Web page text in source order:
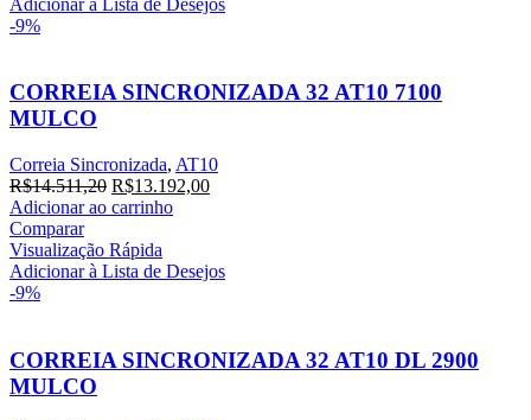
-9%
CORREIA SINCRONIZADA 32 AT10 7100
MULCO
Correia Sincronizada, AT10
R$14.511,20 O
preço
era:
R$14.511,20.
R$13.192,00O
R$13.192,00.
Adicionar ao carrinho
Comparar
Visualização Rápida
Adicionar à Lista de Desejos
-9%
CORREIA SINCRONIZADA 32 AT10 DL 2900
MULCO